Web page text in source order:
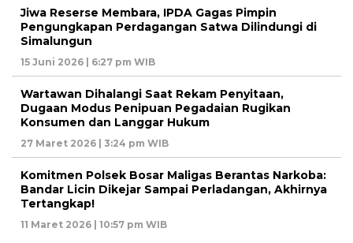
Jiwa Reserse Membara, IPDA Gagas Pimpin
Pengungkapan Perdagangan Satwa Dilindungi di
Simalungun
15 Juni 2026 | 6:27 pm WIB
Wartawan Dihalangi Saat Rekam Penyitaan,
Dugaan Modus Penipuan Pegadaian Rugikan
Konsumen dan Langgar Hukum
27 Maret 2026 | 3:24 pm WIB
Komitmen Polsek Bosar Maligas Berantas Narkoba:
Bandar Licin Dikejar Sampai Perladangan, Akhirnya
Tertangkap!
11 Maret 2026 | 10:57 pm WIB